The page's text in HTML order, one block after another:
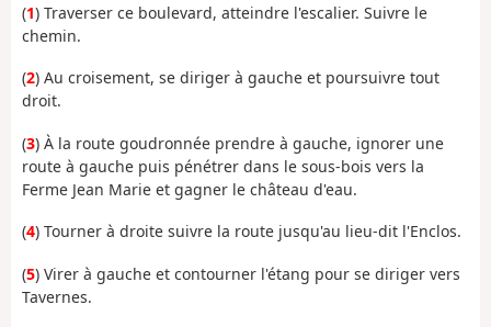
(1) Traverser ce boulevard, atteindre l'escalier. Suivre le
chemin.
(2) Au croisement, se diriger à gauche et poursuivre tout
droit.
(3) À la route goudronnée prendre à gauche, ignorer une
route à gauche puis pénétrer dans le sous-bois vers la
Ferme Jean Marie et gagner le château d'eau.
(4) Tourner à droite suivre la route jusqu'au lieu-dit l'Enclos.
(5) Virer à gauche et contourner l'étang pour se diriger vers
Tavernes.